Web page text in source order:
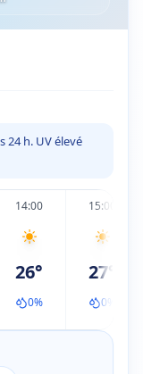
24 h. UV élevé
14:00
26°
0%
15:00
27°
0